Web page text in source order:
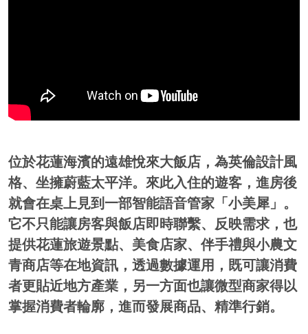
位於花蓮海濱的遠雄悅來大飯店，為英倫設計風
格、坐擁蔚藍太平洋。來此入住的遊客，進房後
就會在桌上見到一部智能語音管家「小美犀」。
它不只能讓房客與飯店即時聯繫、反映需求，也
提供花蓮旅遊景點、美食店家、伴手禮與小農文
青商店等在地資訊，透過數據運用，既可讓消費
者更貼近地方產業，另一方面也讓微型商家得以
掌握消費者輪廓，進而發展商品、精準行銷。